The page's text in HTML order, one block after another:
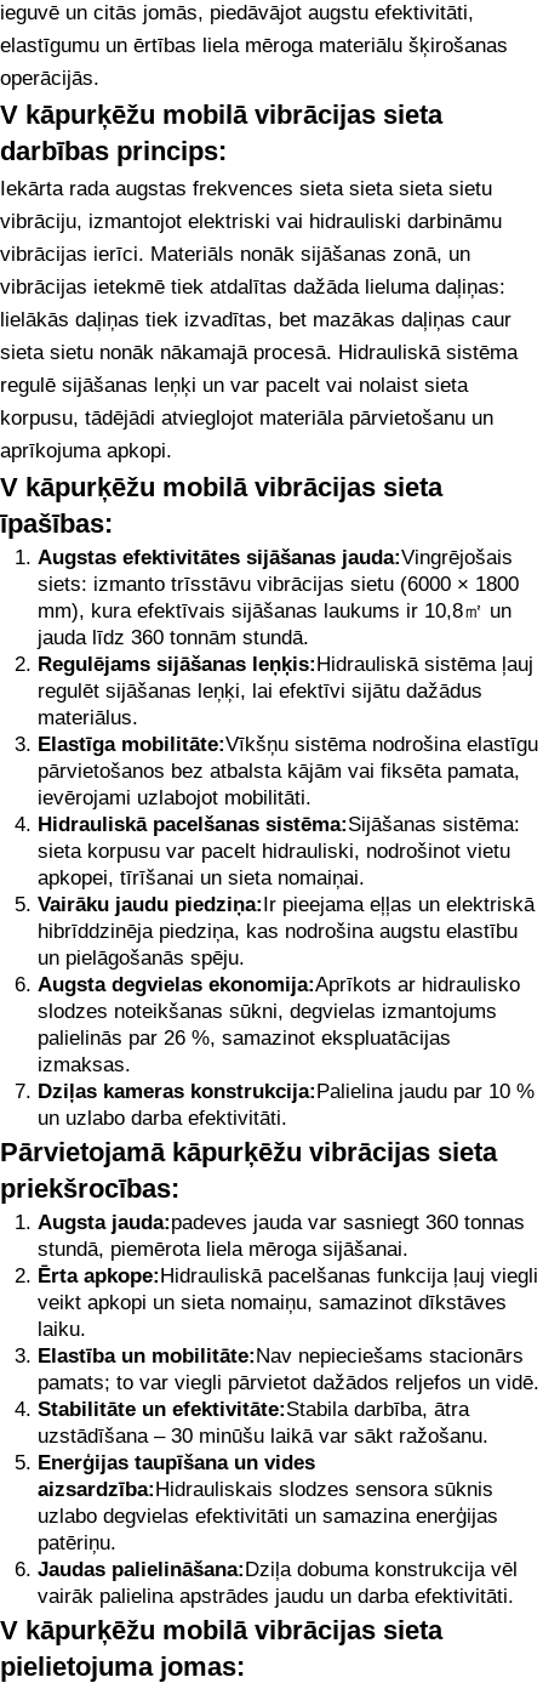
ieguvē un citās jomās, piedāvājot augstu efektivitāti,
elastīgumu un ērtības liela mēroga materiālu šķirošanas
operācijās.
V kāpurķēžu mobilā vibrācijas sieta
darbības princips:
Iekārta rada augstas frekvences sieta sieta sieta sietu
vibrāciju, izmantojot elektriski vai hidrauliski darbināmu
vibrācijas ierīci. Materiāls nonāk sijāšanas zonā, un
vibrācijas ietekmē tiek atdalītas dažāda lieluma daļiņas:
lielākās daļiņas tiek izvadītas, bet mazākas daļiņas caur
sieta sietu nonāk nākamajā procesā. Hidrauliskā sistēma
regulē sijāšanas leņķi un var pacelt vai nolaist sieta
korpusu, tādējādi atvieglojot materiāla pārvietošanu un
aprīkojuma apkopi.
V kāpurķēžu mobilā vibrācijas sieta
īpašības:
Augstas efektivitātes sijāšanas jauda:Vingrējošais
siets: izmanto trīsstāvu vibrācijas sietu (6000 × 1800
mm), kura efektīvais sijāšanas laukums ir 10,8㎡ un
jauda līdz 360 tonnām stundā.
Regulējams sijāšanas leņķis:Hidrauliskā sistēma ļauj
regulēt sijāšanas leņķi, lai efektīvi sijātu dažādus
materiālus.
Elastīga mobilitāte:Vīkšņu sistēma nodrošina elastīgu
pārvietošanos bez atbalsta kājām vai fiksēta pamata,
ievērojami uzlabojot mobilitāti.
Hidrauliskā pacelšanas sistēma:Sijāšanas sistēma:
sieta korpusu var pacelt hidrauliski, nodrošinot vietu
apkopei, tīrīšanai un sieta nomaiņai.
Vairāku jaudu piedziņa:Ir pieejama eļļas un elektriskā
hibrīddzinēja piedziņa, kas nodrošina augstu elastību
un pielāgošanās spēju.
Augsta degvielas ekonomija:Aprīkots ar hidraulisko
slodzes noteikšanas sūkni, degvielas izmantojums
palielinās par 26 %, samazinot ekspluatācijas
izmaksas.
Dziļas kameras konstrukcija:Palielina jaudu par 10 %
un uzlabo darba efektivitāti.
Pārvietojamā kāpurķēžu vibrācijas sieta
priekšrocības:
Augsta jauda:padeves jauda var sasniegt 360 tonnas
stundā, piemērota liela mēroga sijāšanai.
Ērta apkope:Hidrauliskā pacelšanas funkcija ļauj viegli
veikt apkopi un sieta nomaiņu, samazinot dīkstāves
laiku.
Elastība un mobilitāte:Nav nepieciešams stacionārs
pamats; to var viegli pārvietot dažādos reljefos un vidē.
Stabilitāte un efektivitāte:Stabila darbība, ātra
uzstādīšana – 30 minūšu laikā var sākt ražošanu.
Enerģijas taupīšana un vides
aizsardzība:Hidrauliskais slodzes sensora sūknis
uzlabo degvielas efektivitāti un samazina enerģijas
patēriņu.
Jaudas palielināšana:Dziļa dobuma konstrukcija vēl
vairāk palielina apstrādes jaudu un darba efektivitāti.
V kāpurķēžu mobilā vibrācijas sieta
pielietojuma jomas: